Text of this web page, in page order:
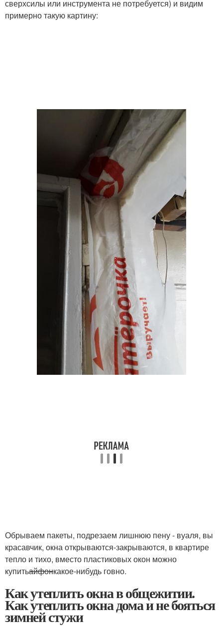
сверхсилы или инструмента не потребуется) и видим
примерно такую картину:
Обрываем пакеты, подрезаем лишнюю пену - вуаля, вы
красавчик, окна открываются-закрываются, в квартире
тепло и тихо, вместо пластиковых окон можно
купитьайфонкакое-нибудь говно.
Как утеплить окна в общежитии.
Как утеплить окна дома и не бояться
зимней стужи